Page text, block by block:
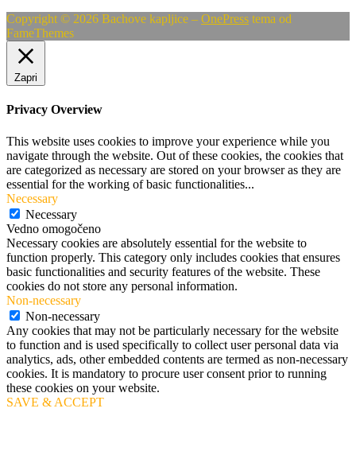
Copyright © 2026 Bachove kapljice – OnePress tema od
FameThemes
Zapri
Privacy Overview
This website uses cookies to improve your experience while you
navigate through the website. Out of these cookies, the cookies that
are categorized as necessary are stored on your browser as they are
essential for the working of basic functionalities...
Necessary
Necessary
Vedno omogočeno
Necessary cookies are absolutely essential for the website to
function properly. This category only includes cookies that ensures
basic functionalities and security features of the website. These
cookies do not store any personal information.
Non-necessary
Non-necessary
Any cookies that may not be particularly necessary for the website
to function and is used specifically to collect user personal data via
analytics, ads, other embedded contents are termed as non-necessary
cookies. It is mandatory to procure user consent prior to running
these cookies on your website.
SAVE & ACCEPT